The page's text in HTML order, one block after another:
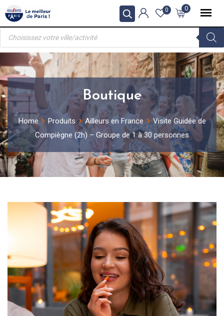
Skip
to
content
0
0
Recherche
produits
Boutique
Home Produits Ailleurs en France
Visite Guidée de
Compiègne (2h) – Groupe de 1 à 30 personnes